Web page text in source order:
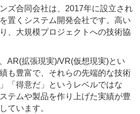
ズ合同会社は、2017年に設立され
置くシステム開発会社です。高い
、大規模プロジェクトへの技術協
AR(拡張現実)/VR(仮想現実)とい
も豊富で、それらの先端的な技術
「得意だ」というレベルではな
テムや製品を作り上げた実績が豊
ています。